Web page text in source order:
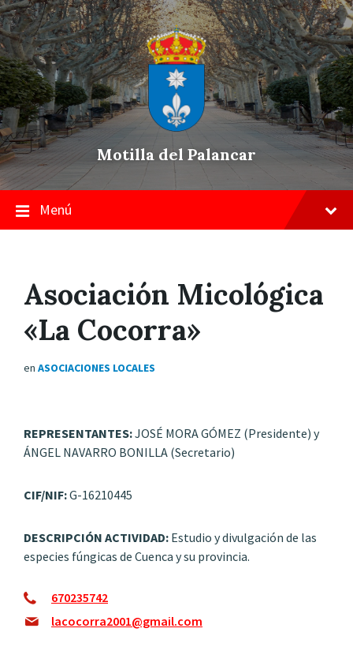
Skip
to
content
Saltar
a
la
navegación
principal
Saltar
a
pie
de
página
Motilla del Palancar
Menú
Asociación Micológica
«La Cocorra»
en ASOCIACIONES LOCALES
REPRESENTANTES:JOSÉ MORA GÓMEZ (Presidente) y
ÁNGEL NAVARRO BONILLA (Secretario)
CIF/NIF:G-16210445
DESCRIPCIÓN ACTIVIDAD: Estudio y divulgación de las
especies fúngicas de Cuenca y su provincia.
670235742
lacocorra2001@gmail.com